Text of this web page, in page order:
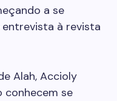
a se
entrevista à revista
Alah, Accioly
conhecem se